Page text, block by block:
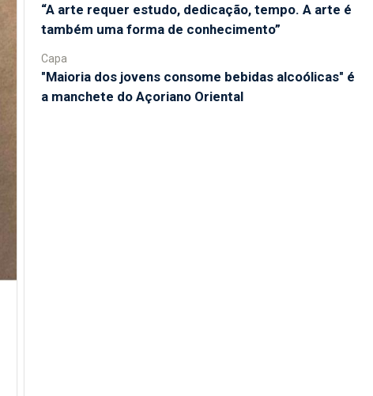
“A arte requer estudo, dedicação, tempo. A arte é
também uma forma de conhecimento”
Capa
"Maioria dos jovens consome bebidas alcoólicas" é
a manchete do Açoriano Oriental